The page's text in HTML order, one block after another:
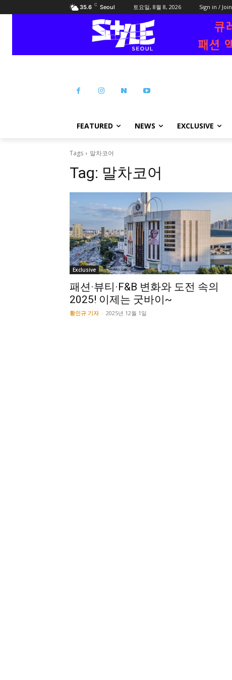
35.6 C Seoul 토요일, 8월 8, 2026 Sign in / Join
FEATURED NEWS EXCLUSIVE
Tags 말차코어
Tag: 말차코어
Exclusive
패션·뷰티·F&B 변화와 도전 속의
2025! 이제는 굿바이~
황인규 기자 - 2025년 12월 1일